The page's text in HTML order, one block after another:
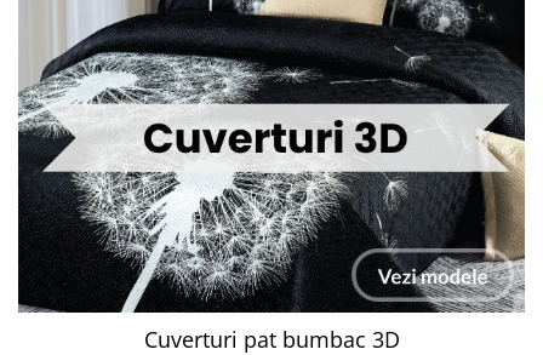
Cuverturi pat bumbac 3D